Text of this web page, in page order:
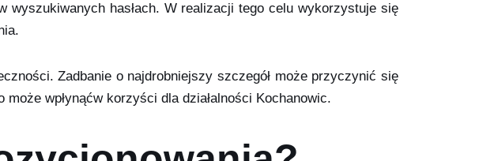
hasłach. W realizacji tego celu wykorzystuje się
Zadbanie o najdrobniejszy szczegół może przyczynić się
wpłynąćw korzyści dla działalności Kochanowic.